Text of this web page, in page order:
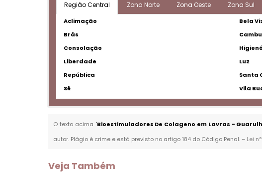
Região Central Zona Norte Zona Oeste Zona Sul
Aclimação Bela
Brás
Consolação
Liberdade
Luz
República
Santa
Sé
Vila
O texto acima "Bioestimuladores De Colageno em Lavras -
autor. Plágio é crime e está previsto no artigo 184 do Código Penal. – Lei
Veja Também